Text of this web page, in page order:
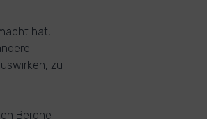
hat,
zu
Berghe